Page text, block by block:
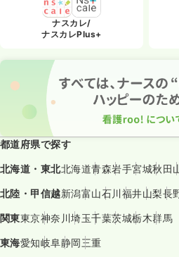
ナスカレ/
ナスカレPlus+
都道府県で探す
北海道・東北北海道青森岩手宮城秋田
北陸・甲信越新潟富山石川福井山梨長
関東東京神奈川埼玉千葉茨城栃木群馬
東海愛知岐阜静岡三重